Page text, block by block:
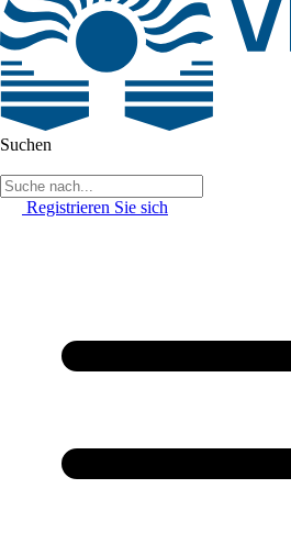
Suchen
Registrieren Sie sich